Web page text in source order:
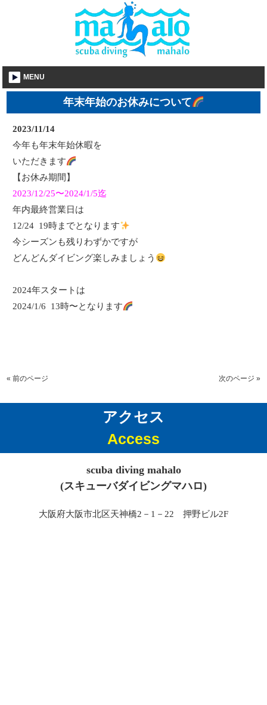
MENU
年末年始のお休みについて
2023/11/14
今年も年末年始休暇を
いただきます
【お休み期間】
2023/12/25〜2024/1/5迄
年内最終営業日は
12/24 19時までとなります
今シーズンも残りわずかですが
どんどんダイビング楽しみましょう
2024年スタートは
2024/1/6 13時〜となります
« 前のページ 次のページ »
アクセス
Access
scuba diving mahalo
(スキューバダイビングマハロ)
大阪府大阪市北区天神橋2－1－22 押野ビル2F